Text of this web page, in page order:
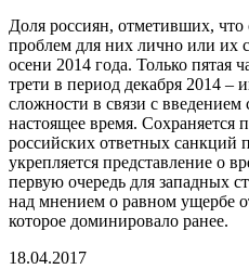
Доля россиян, отметивших,
проблем для них лично или их
осени 2014 года. Только пятая
трети в период декабря 2014 –
сложности в связи с
настоящее время. Сохраняется
российских ответных
укрепляется представление о
первую очередь для западных
над мнением о равном ущербе
которое доминировало ранее.
18.04.2017